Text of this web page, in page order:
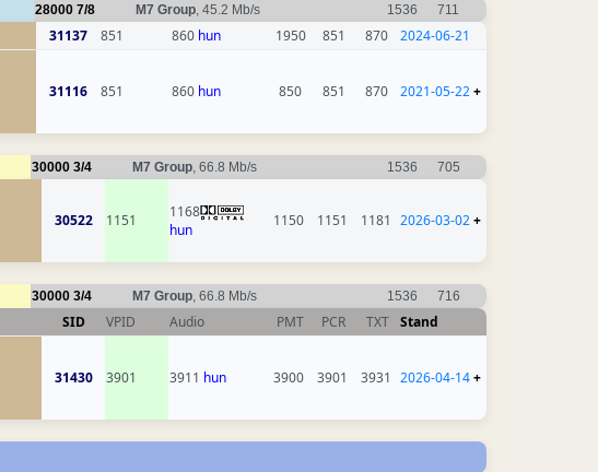
28000 7/8 M7 Group, 45.2 Mb/s 1536 711
31137 851 860 hun 1950 851 870 2024-06-21
31116 851 860 hun 850 851 870 2021-05-22+
30000 3/4 M7 Group, 66.8 Mb/s 1536 705
30522 1151
1168
hun
1150 1151 1181 2026-03-02+
30000 3/4 M7 Group, 66.8 Mb/s 1536 716
SID VPID Audio PMT PCR TXT Stand
31430 3901 3911 hun 3900 3901 3931 2026-04-14+